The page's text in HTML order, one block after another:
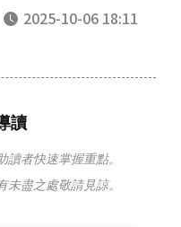
2025-10-06 18:11
讀
者快速掌握重點。
盡之處敬請見諒。